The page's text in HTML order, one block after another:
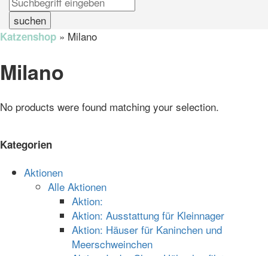
suchen
Katzenshop » Milano
Milano
No products were found matching your selection.
Kategorien
Aktionen
Alle Aktionen
Aktion:
Aktion: Ausstattung für Kleinnager
Aktion: Häuser für Kaninchen und
Meerschweinchen